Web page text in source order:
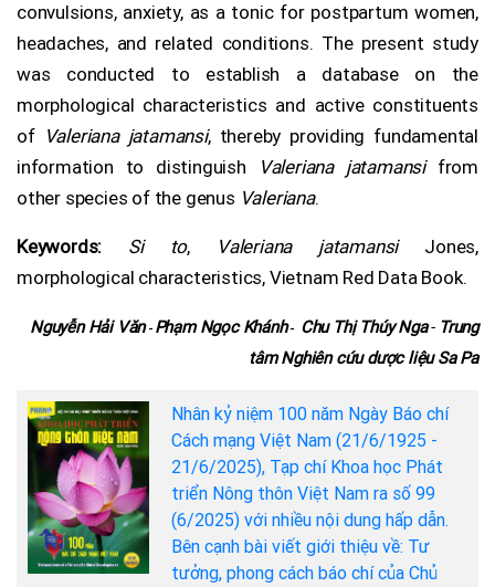
convulsions, anxiety, as a tonic for postpartum women,
headaches, and related conditions. The present study
was conducted to establish a database on the
morphological characteristics and active constituents
of Valeriana jatamansi, thereby providing fundamental
information to distinguish
Valeriana jatamansifrom
other species of the genus Valeriana.
Keywords: Si to, Valeriana jatamansiJones,
morphological characteristics, Vietnam Red Data Book.
Nguyễn Hải Văn- Phạm Ngọc Khánh- Chu Thị Thúy Nga- Trung
tâm Nghiên cứu dược liệu Sa Pa
Nhân kỷ niệm 100 năm Ngày Báo chí
Cách mạng Việt Nam (21/6/1925 -
21/6/2025), Tạp chí Khoa học Phát
triển Nông thôn Việt Nam ra số 99
(6/2025) với nhiều nội dung hấp dẫn.
Bên cạnh bài viết giới thiệu về: Tư
tưởng, phong cách báo chí của Chủ